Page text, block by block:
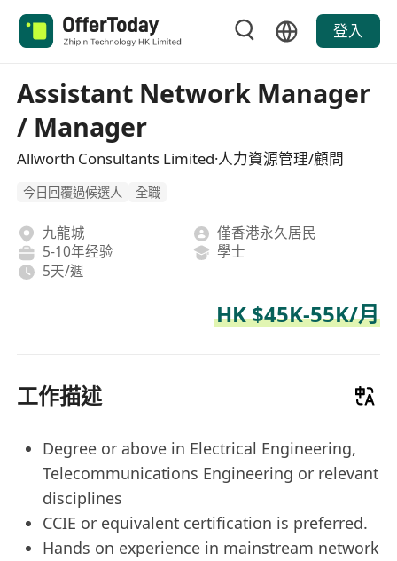
登入
Assistant Network Manager
/ Manager
Allworth Consultants Limited·人力資源管理/顧問
今日回覆過候選人 全職
九龍城
僅香港永久居民
5-10年经验
學士
5天/週
HK $45K-55K/月
工作描述
Degree or above in Electrical Engineering,
Telecommunications Engineering or relevant
disciplines
CCIE or equivalent certification is preferred.
Hands on experience in mainstream network